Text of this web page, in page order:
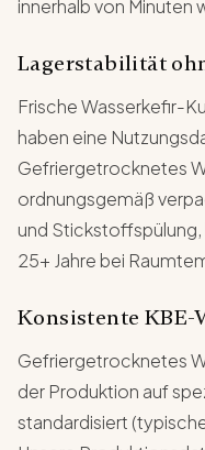
innerhalb von Minuten
Lagerstabilität
Frische Wasserkefir-
haben eine
Gefriergetrocknetes
ordnungsgemäß
und
25+ Jahre bei
Konsistente KBE-
Gefriergetrocknetes
der Produktion auf
standardisiert